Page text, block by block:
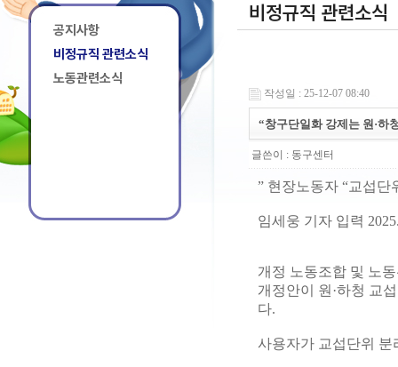
공지사항
비정규직 관련소식
노동관련소식
비정규직 관련소식
작성일 : 25-12-07 08:40
“창구단일화 강제는 원·하
글쓴이 : 동구센터
” 현장노동자 “교섭
임세웅 기자 입력
개정 노동조합 및 노
개정안이 원·하청 교
다.
사용자가 교섭단위